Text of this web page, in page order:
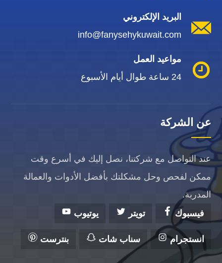
البريد الإلكتروني
info@fanysehykuwait.com
مواعيد العمل
24 ساعة طوال أيام الأسبوع
عن الشركة
عند التواصل مع شركتنا، نصل إليك في أسرع وقت
ممكن لفحص وحل مشكلتك بأفضل الأدوات والعمالة
المدربة.
فيسبوك
تويتر يوتيوب
انستجرام سناب شات بنترست